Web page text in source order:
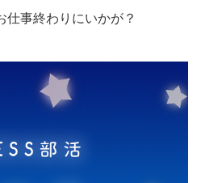
仕事終わりにいかが？